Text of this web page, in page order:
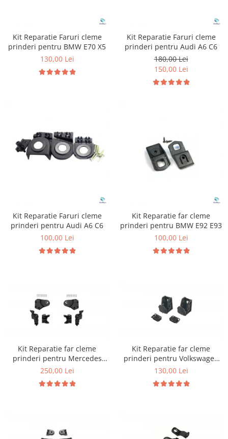
Kit Reparatie Faruri cleme
prinderi pentru BMW E70 X5
130,00 Lei
Kit Reparatie Faruri cleme
prinderi pentru Audi A6 C6
180,00 Lei
150,00 Lei
Kit Reparatie Faruri cleme
prinderi pentru Audi A6 C6
100,00 Lei
Kit Reparatie far cleme
prinderi pentru BMW E92 E93
100,00 Lei
Kit Reparatie far cleme
prinderi pentru Mercedes
W213 W238
250,00 Lei
Kit Reparatie far cleme
prinderi pentru Volkswagen
Polo 6R
130,00 Lei